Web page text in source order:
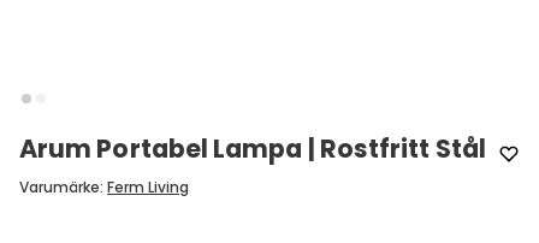
Arum Portabel Lampa | Rostfritt Stål
Varumärke: Ferm Living